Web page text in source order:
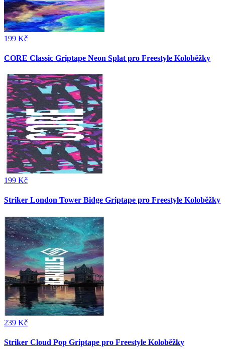
199 Kč
CORE Classic Griptape Neon Splat pro Freestyle Koloběžky
199 Kč
Striker London Tower Bidge Griptape pro Freestyle Koloběžky
239 Kč
Striker Cloud Pop Griptape pro Freestyle Koloběžky